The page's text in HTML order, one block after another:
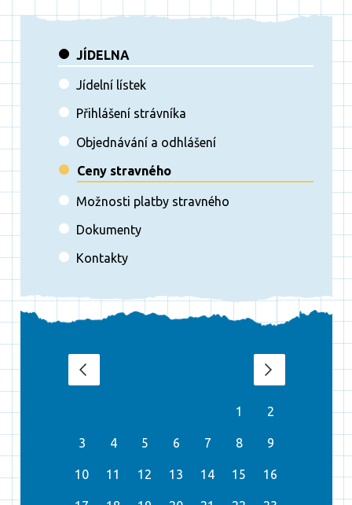
JÍDELNA
Jídelní lístek
Přihlášení strávníka
Objednávání a odhlášení
Ceny stravného
Možnosti platby stravného
Dokumenty
Kontakty
1 2
3 4 5 6 7 8 9
10 11 12 13 14 15 16